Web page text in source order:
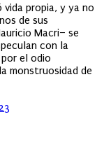
vida propia, y ya no
de sus
Macri– se
con la
el odio
monstruosidad de